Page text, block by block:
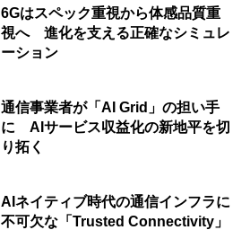
6Gはスペック重視から体感品質重
視へ 進化を支える正確なシミュレ
ーション
通信事業者が「AI Grid」の担い手
に AIサービス収益化の新地平を切
り拓く
AIネイティブ時代の通信インフラに
不可欠な「Trusted Connectivity」